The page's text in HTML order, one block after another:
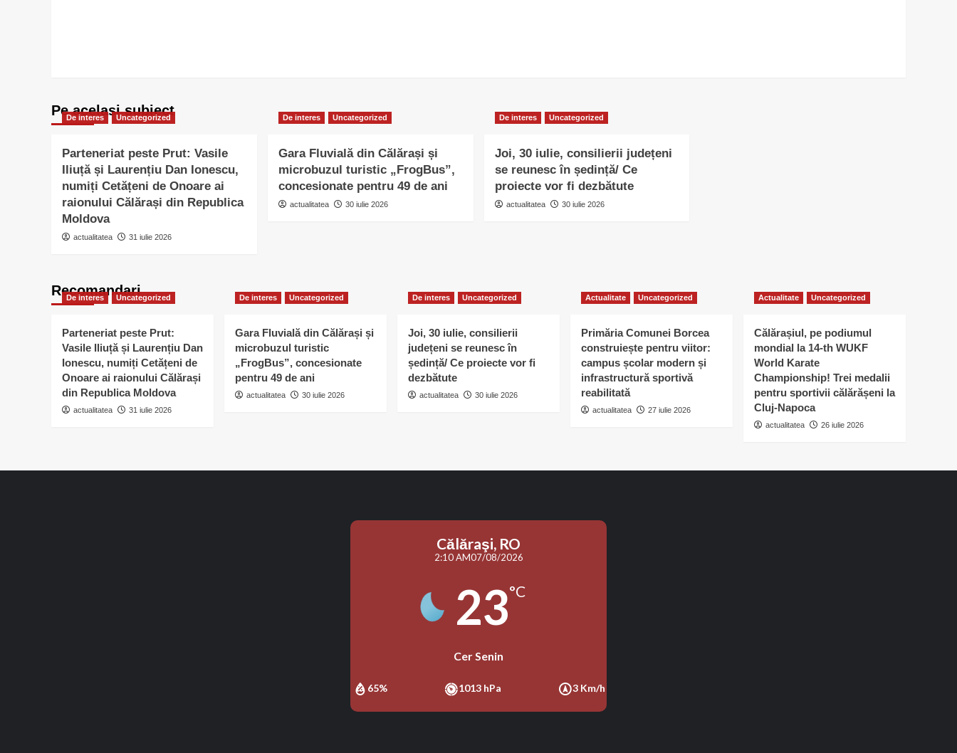
Pe acelasi subiect
De interes Uncategorized
Parteneriat peste Prut: Vasile
Iliuță și Laurențiu Dan Ionescu,
numiți Cetățeni de Onoare ai
raionului Călărași din Republica
Moldova
actualitatea 31 iulie 2026
De interes Uncategorized
Gara Fluvială din Călărași și
microbuzul turistic „FrogBus”,
concesionate pentru 49 de ani
actualitatea 30 iulie 2026
De interes Uncategorized
Joi, 30 iulie, consilierii județeni
se reunesc în ședință/ Ce
proiecte vor fi dezbătute
actualitatea 30 iulie 2026
Recomandari
De interes Uncategorized
Parteneriat peste Prut:
Vasile Iliuță și Laurențiu Dan
Ionescu, numiți Cetățeni de
Onoare ai raionului Călărași
din Republica Moldova
actualitatea 31 iulie 2026
De interes Uncategorized
Gara Fluvială din Călărași și
microbuzul turistic
„FrogBus”, concesionate
pentru 49 de ani
actualitatea 30 iulie 2026
De interes Uncategorized
Joi, 30 iulie, consilierii
județeni se reunesc în
ședință/ Ce proiecte vor fi
dezbătute
actualitatea 30 iulie 2026
Actualitate Uncategorized
Primăria Comunei Borcea
construiește pentru viitor:
campus școlar modern și
infrastructură sportivă
reabilitată
actualitatea 27 iulie 2026
Actualitate Uncategorized
Călărașiul, pe podiumul
mondial la 14-th WUKF
World Karate
Championship! Trei medalii
pentru sportivii călărășeni la
Cluj-Napoca
actualitatea 26 iulie 2026
Călăraşi, RO
2:10 AM07/08/2026
23°C
Cer Senin
65% 1013 hPa 3 Km/h